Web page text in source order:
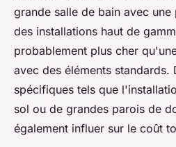
grande salle de bain avec
des installations haut de
probablement plus cher
avec des éléments standards.
spécifiques tels que
sol ou de grandes parois de
également influer sur le coût